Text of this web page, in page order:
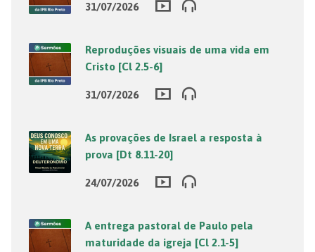
31/07/2026
Reproduções visuais de uma vida em
Cristo [Cl 2.5-6]
31/07/2026
As provações de Israel a resposta à
prova [Dt 8.11-20]
24/07/2026
A entrega pastoral de Paulo pela
maturidade da igreja [Cl 2.1-5]